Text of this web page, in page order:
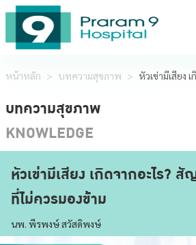
หน้าหลัก > บทความสุขภาพ >
บทความสุขภาพ
KNOWLEDGE
หัวเข่ามีเสียง เกิดจากอะไร?
ที่ไม่ควรมองข้าม
นพ. พีรพงษ์ สวัสดิพงษ์